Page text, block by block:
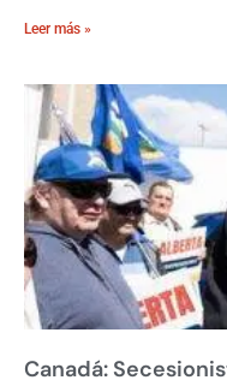
Leer más »
Canadá: